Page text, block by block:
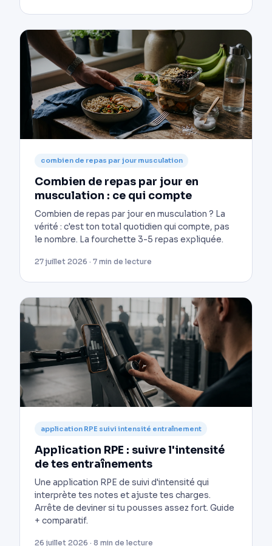
combien de repas par jour musculation
Combien de repas par jour en
musculation : ce qui compte
Combien de repas par jour en musculation ? La
vérité : c'est ton total quotidien qui compte, pas
le nombre. La fourchette 3-5 repas expliquée.
27 juillet 2026 · 7 min de lecture
application RPE suivi intensité entraînement
Application RPE : suivre l'intensité
de tes entraînements
Une application RPE de suivi d'intensité qui
interprète tes notes et ajuste tes charges.
Arrête de deviner si tu pousses assez fort. Guide
+ comparatif.
26 juillet 2026 · 8 min de lecture